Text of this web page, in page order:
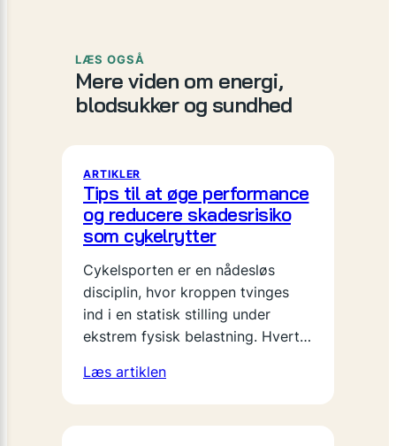
LÆS OGSÅ
Mere viden om energi,
blodsukker og sundhed
ARTIKLER
Tips til at øge performance
og reducere skadesrisiko
som cykelrytter
Cykelsporten er en nådesløs
disciplin, hvor kroppen tvinges
ind i en statisk stilling under
ekstrem fysisk belastning. Hvert…
Læs artiklen